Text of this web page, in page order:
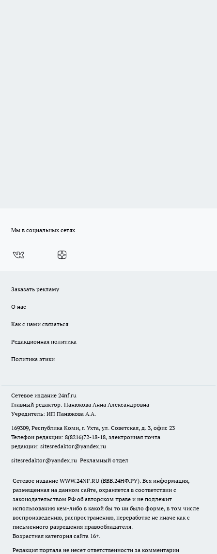
Мы в социальных сетях
Заказать рекламу
О нас
Как с нами связаться
Редакционная политика
Политика этики
Сетевое издание 24nf.ru
Главный редактор: Панюкова Анна Александровна
Учредитель: ИП Панюкова А.А.
169309, Республика Коми, г. Ухта, ул. Советская, д. 3, офис 23
Телефон редакции: 8(8216)72-18-18, электронная почта
редакции: sitesredaktor@yandex.ru
sitesredaktor@yandex.ru Рекламный отдел
Сетевое издание WWW.24NF.RU (ВВВ.24НФ.РУ). Вся информация,
размещенная на данном сайте, охраняется в соответствии с
законодательством РФ об авторском праве и не подлежит
использованию кем-либо в какой бы то ни было форме, в том числе
воспроизведению, распространению, переработке не иначе как с
письменного разрешения правообладателя.
Возрастная категория сайта 16+.
Редакция портала не несет ответственности за комментарии